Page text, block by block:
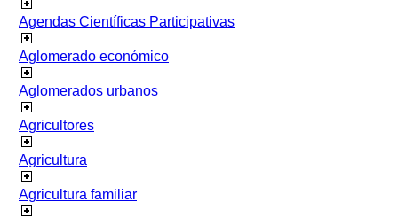
Agendas Científicas Participativas
Aglomerado económico
Aglomerados urbanos
Agricultores
Agricultura
Agricultura familiar